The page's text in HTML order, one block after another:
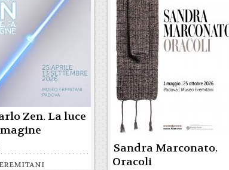
Zen. La luce
Sandra Marconato.
Oracoli